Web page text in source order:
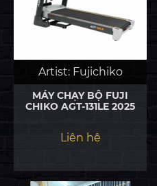
Artist: Fujichiko
MÁY CHẠY BỘ FUJI
CHIKO AGT-131LE 2025
Liên hệ